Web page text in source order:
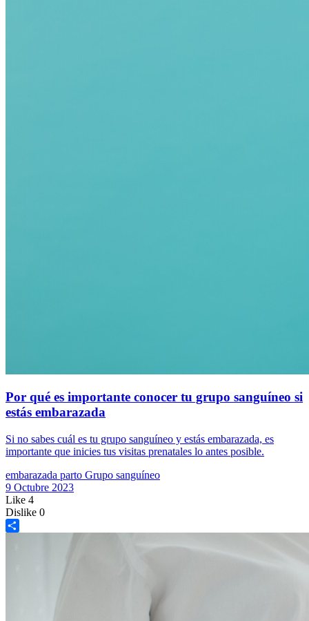
Por qué es importante conocer tu grupo sanguíneo si
estás embarazada
Si no sabes cuál es tu grupo sanguíneo y estás embarazada, es
importante que inicies tus visitas prenatales lo antes posible.
embarazada parto Grupo sanguíneo
9 Octubre 2023
Like 4
Dislike 0